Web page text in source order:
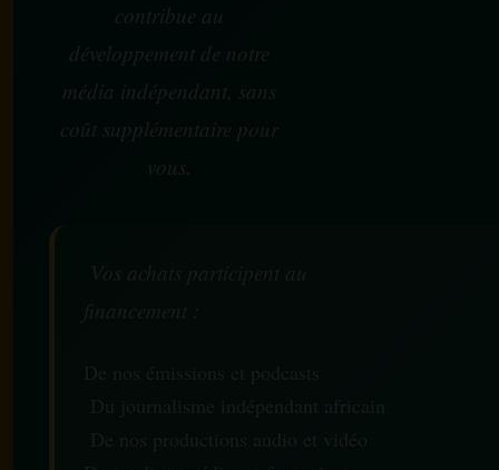
contribue au
développement de notre
média indépendant, sans
coût supplémentaire pour
vous.